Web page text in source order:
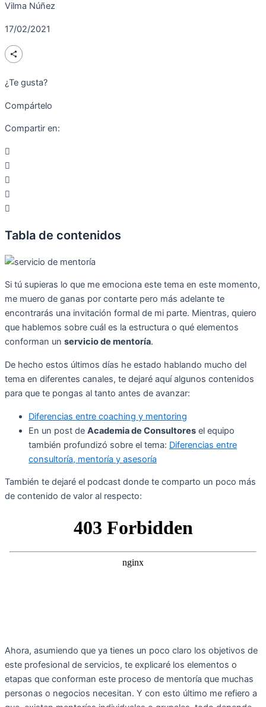
Vilma Núñez
17/02/2021
¿Te gusta?
Compártelo
Compartir en:
Tabla de contenidos
Si tú supieras lo que me emociona este tema en este momento,
me muero de ganas por contarte pero más adelante te
encontrarás una invitación formal de mi parte. Mientras, quiero
que hablemos sobre cuál es la estructura o qué elementos
conforman un servicio de mentoría.
De hecho estos últimos días he estado hablando mucho del
tema en diferentes canales, te dejaré aquí algunos contenidos
para que te pongas al tanto antes de avanzar:
Diferencias entre coaching y mentoring
En un post de Academia de Consultores el equipo
también profundizó sobre el tema: Diferencias entre
consultoría, mentoría y asesoría
También te dejaré el podcast donde te comparto un poco más
de contenido de valor al respecto:
Ahora, asumiendo que ya tienes un poco claro los objetivos de
este profesional de servicios, te explicaré los elementos o
etapas que conforman este proceso de mentoría que muchas
personas o negocios necesitan. Y con esto último me refiero a